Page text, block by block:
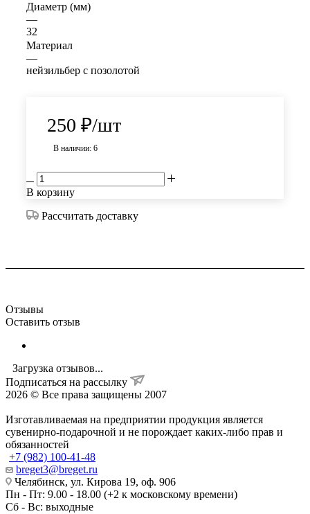
Диаметр (мм)
—
32
Материал
—
нейзильбер с позолотой
250 ₽/шт
В наличии: 6
В корзину
Рассчитать доставку
Отзывы
Оставить отзыв
Загрузка отзывов...
Подписаться на рассылку
2026 © Все права защищены 2007
Изготавливаемая на предприятии продукция является
сувенирно-подарочной и не порождает каких-либо прав и
обязанностей
+7 (982) 100-41-48
breget3@breget.ru
Челябинск, ул. Кирова 19, оф. 906
Пн - Пт: 9.00 - 18.00 (+2 к московскому времени)
Сб - Вс: выходные